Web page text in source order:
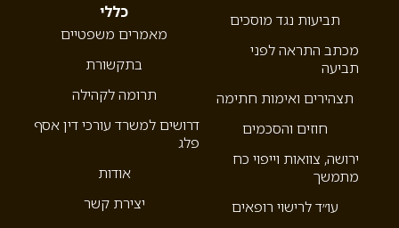
תביעות נגד מוסכים
מכתב התראה לפני
תביעה
תצהירים ואימות חתימה
חוזים והסכמים
ירושה, צוואות וייפוי כח
מתמשך
עו״ד לרישוי רופאים
כללי
מאמרים משפטיים
בתקשורת
תרומה לקהילה
דרושים למשרד עורכי דין אסף
פלג
אודות
יצירת קשר